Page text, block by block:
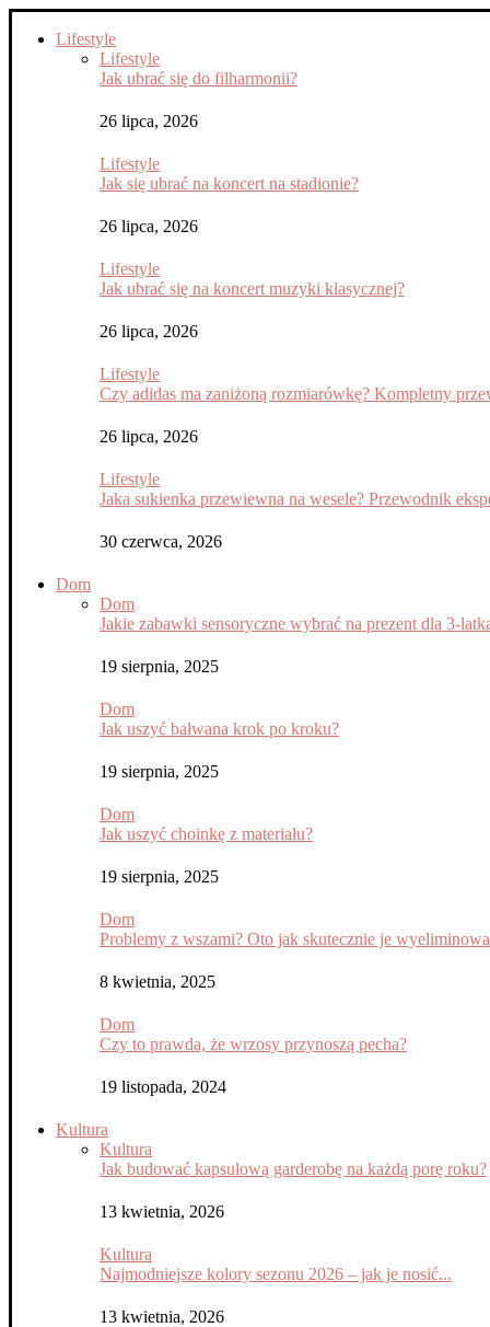
Lifestyle
Lifestyle
Jak ubrać się do filharmonii?
26 lipca, 2026
Lifestyle
Jak się ubrać na koncert na stadionie?
26 lipca, 2026
Lifestyle
Jak ubrać się na koncert muzyki klasycznej?
26 lipca, 2026
Lifestyle
Czy adidas ma zaniżoną rozmiarówkę? Kompletny
26 lipca, 2026
Lifestyle
Jaka sukienka przewiewna na wesele? Przewodnik
30 czerwca, 2026
Dom
Dom
Jakie zabawki sensoryczne wybrać na prezent dla 3-
19 sierpnia, 2025
Dom
Jak uszyć bałwana krok po kroku?
19 sierpnia, 2025
Dom
Jak uszyć choinkę z materiału?
19 sierpnia, 2025
Dom
Problemy z wszami? Oto jak skutecznie je
8 kwietnia, 2025
Dom
Czy to prawda, że wrzosy przynoszą pecha?
19 listopada, 2024
Kultura
Kultura
Jak budować kapsułową garderobę na każdą porę roku?
13 kwietnia, 2026
Kultura
Najmodniejsze kolory sezonu 2026 – jak je nosić...
13 kwietnia, 2026